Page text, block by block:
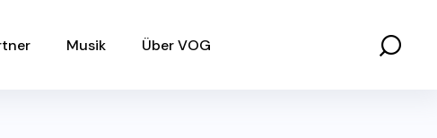
Musik Über VOG